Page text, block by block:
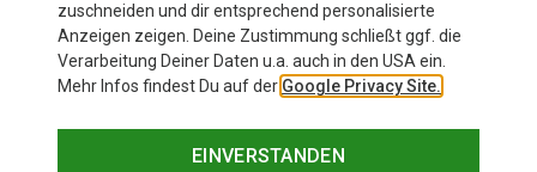
zuschneiden und dir entsprechend personalisierte
Anzeigen zeigen. Deine Zustimmung schließt ggf. die
Verarbeitung Deiner Daten u.a. auch in den USA ein.
Mehr Infos findest Du auf der Google Privacy Site.
EINVERSTANDEN